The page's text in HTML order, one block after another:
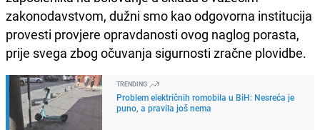
zakonodavstvom, dužni smo kao odgovorna institucija
provesti provjere opravdanosti ovog naglog porasta,
prije svega zbog očuvanja sigurnosti zračne plovidbe.
TRENDING
Problem električnih romobila u BiH: Nesreća je
puno, a pravila još nema